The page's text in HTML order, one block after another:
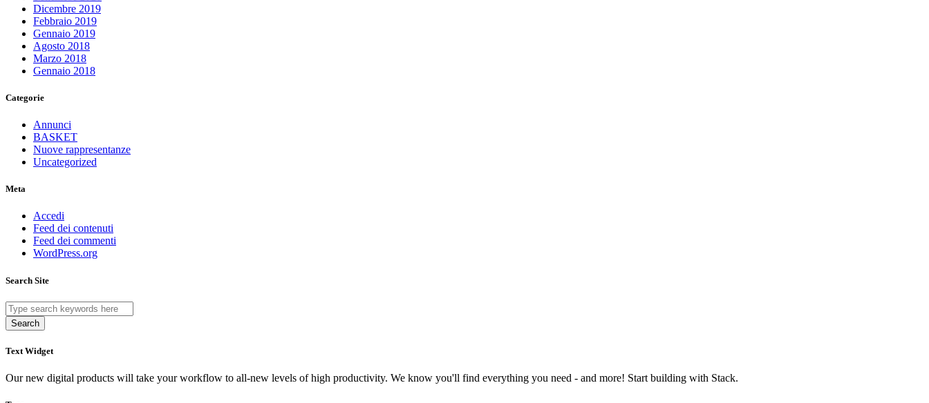
Dicembre 2019
Febbraio 2019
Gennaio 2019
Agosto 2018
Marzo 2018
Gennaio 2018
Categorie
Annunci
BASKET
Nuove rappresentanze
Uncategorized
Meta
Accedi
Feed dei contenuti
Feed dei commenti
WordPress.org
Search Site
Search
Text Widget
Our new digital products will take your workflow to all-new levels of high productivity. We know you'll find everything you need - and more! Start building with Stack.